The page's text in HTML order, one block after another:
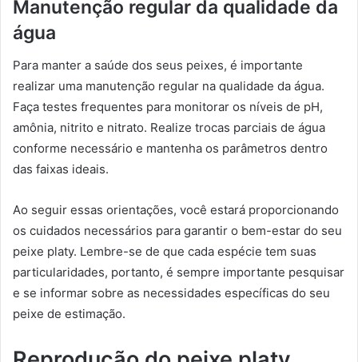
Manutenção regular da qualidade da
água
Para manter a saúde dos seus peixes, é importante
realizar uma manutenção regular na qualidade da água.
Faça testes frequentes para monitorar os níveis de pH,
amônia, nitrito e nitrato. Realize trocas parciais de água
conforme necessário e mantenha os parâmetros dentro
das faixas ideais.
Ao seguir essas orientações, você estará proporcionando
os cuidados necessários para garantir o bem-estar do seu
peixe platy. Lembre-se de que cada espécie tem suas
particularidades, portanto, é sempre importante pesquisar
e se informar sobre as necessidades específicas do seu
peixe de estimação.